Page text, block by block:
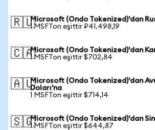
🇷🇺Microsoft (Ondo Tokenized)'dan
1 MSFTon eşittir ₽41.498,19
🇨🇦Microsoft (Ondo Tokenized)'dan
1 MSFTon eşittir $702,84
🇦🇺Microsoft (Ondo Tokenized)'dan
Doları'na
1 MSFTon eşittir $714,14
🇸🇬Microsoft (Ondo Tokenized)'dan
1 MSFTon eşittir $644,87